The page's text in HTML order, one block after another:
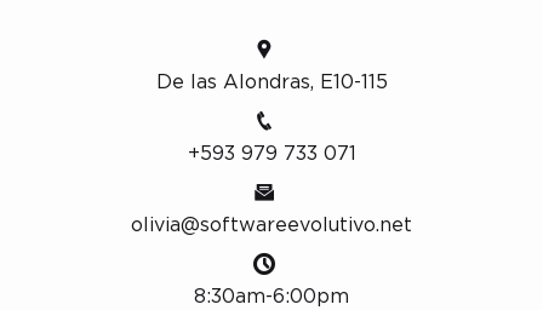
De las Alondras, E10-115
+593 979 733 071
olivia@softwareevolutivo.net
8:30am-6:00pm